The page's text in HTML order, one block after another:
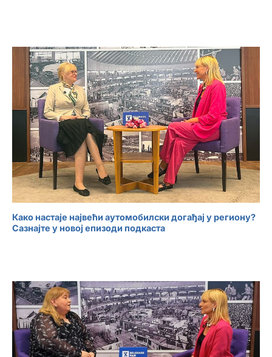
Како настаје највећи аутомобилски догађај у региону?
Сазнајте у новој епизоди подкаста